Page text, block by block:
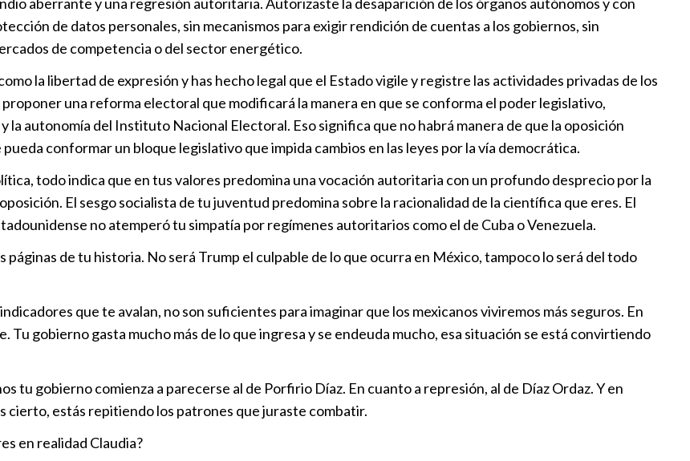
Narrativas falsas hacen mexicanos
Opinión | 08:44
de datos personales, sin mecanismos para exigir rendición de cuentas a los gobiernos, sin
de competencia o del sector energético.
la libertad de expresión y has hecho legal que el Estado vigile y registre las actividades privadas de los
una reforma electoral que modificará la manera en que se conforma el poder legislativo,
la autonomía del Instituto Nacional Electoral. Eso significa que no habrá manera de que la oposición
conformar un bloque legislativo que impida cambios en las leyes por la vía democrática.
todo indica que en tus valores predomina una vocación autoritaria con un profundo desprecio por la
El sesgo socialista de tu juventud predomina sobre la racionalidad de la científica que eres. El
no atemperó tu simpatía por regímenes autoritarios como el de Cuba o Venezuela.
páginas de tu historia. No será Trump el culpable de lo que ocurra en México, tampoco lo será del todo
que te avalan, no son suficientes para imaginar que los mexicanos viviremos más seguros. En
gobierno gasta mucho más de lo que ingresa y se endeuda mucho, esa situación se está convirtiendo
tu gobierno comienza a parecerse al de Porfirio Díaz. En cuanto a represión, al de Díaz Ordaz. Y en
cierto, estás repitiendo los patrones que juraste combatir.
en realidad Claudia?